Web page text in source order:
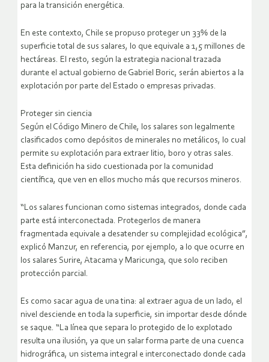
para la transición energética.
En este contexto, Chile se propuso proteger un 33% de la
superficie total de sus salares, lo que equivale a 1,5 millones de
hectáreas. El resto, según la estrategia nacional trazada
durante el actual gobierno de Gabriel Boric, serán abiertos a la
explotación por parte del Estado o empresas privadas.
Proteger sin ciencia
Según el Código Minero de Chile, los salares son legalmente
clasificados como depósitos de minerales no metálicos, lo cual
permite su explotación para extraer litio, boro y otras sales.
Esta definición ha sido cuestionada por la comunidad
científica, que ven en ellos mucho más que recursos mineros.
“Los salares funcionan como sistemas integrados, donde cada
parte está interconectada. Protegerlos de manera
fragmentada equivale a desatender su complejidad ecológica”,
explicó Manzur, en referencia, por ejemplo, a lo que ocurre en
los salares Surire, Atacama y Maricunga, que solo reciben
protección parcial.
Es como sacar agua de una tina: al extraer agua de un lado, el
nivel desciende en toda la superficie, sin importar desde dónde
se saque. “La línea que separa lo protegido de lo explotado
resulta una ilusión, ya que un salar forma parte de una cuenca
hidrográfica, un sistema integral e interconectado donde cada